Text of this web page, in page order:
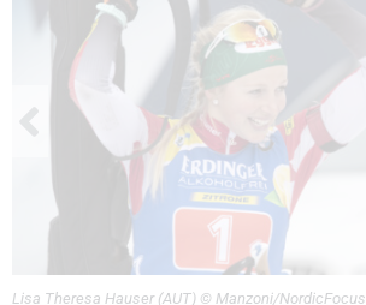
Lisa Theresa Hauser (AUT) © Manzoni/NordicFocus